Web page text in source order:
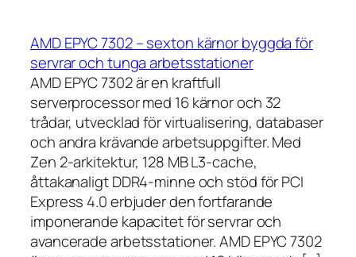
AMD EPYC 7302 – sexton kärnor byggda för
servrar och tunga arbetsstationer
AMD EPYC 7302 är en kraftfull
serverprocessor med 16 kärnor och 32
trådar, utvecklad för virtualisering, databaser
och andra krävande arbetsuppgifter. Med
Zen 2-arkitektur, 128 MB L3-cache,
åttakanaligt DDR4-minne och stöd för PCI
Express 4.0 erbjuder den fortfarande
imponerande kapacitet för servrar och
avancerade arbetsstationer. AMD EPYC 7302